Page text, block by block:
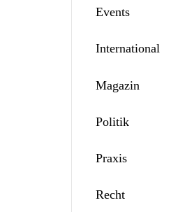
Events
International
Magazin
Politik
Praxis
Recht